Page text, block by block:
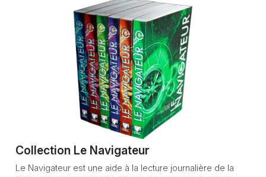
Collection Le Navigateur
Le Navigateur est une aide à la lecture journalière de la